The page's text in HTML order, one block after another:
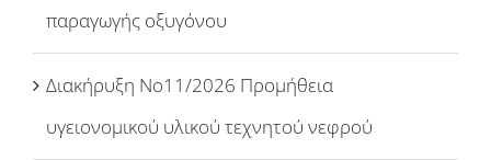
παραγωγής οξυγόνου
Διακήρυξη Νο11/2026 Προμήθεια
υγειονομικού υλικού τεχνητού νεφρού